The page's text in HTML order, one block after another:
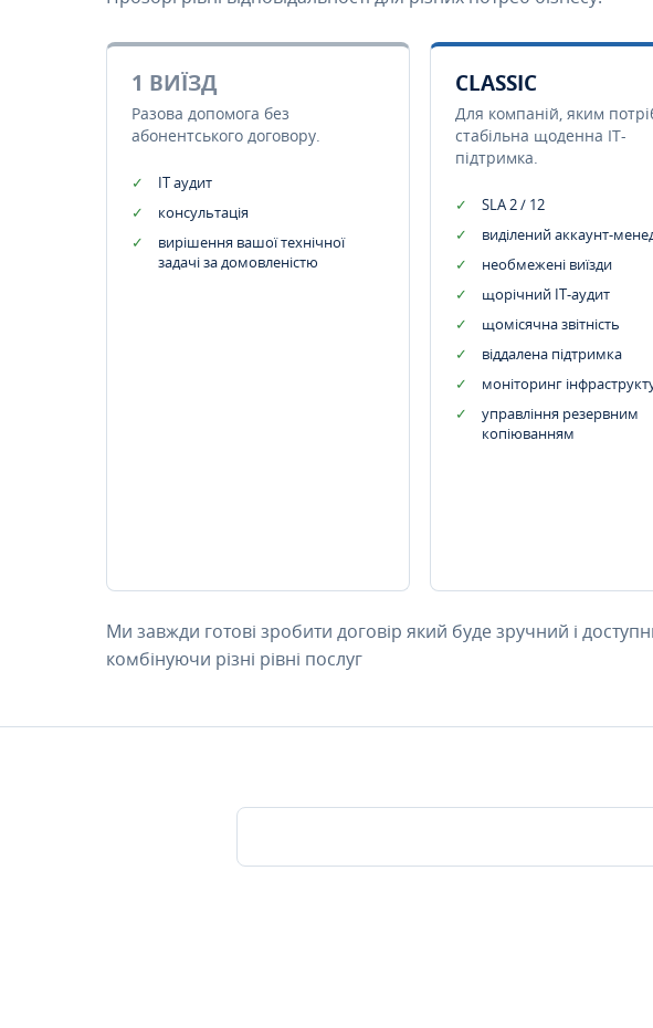
1 ВИЇЗД
Разова допомога без
абонентського договору.
IT аудит
консультація
вирішення вашої технічної
задачі за домовленістю
CLASSIC
Для компаній, яким
стабільна щоденна IT-
підтримка.
SLA 2 / 12
виділений аккаунт-
необмежені виїзди
щорічний IT-аудит
щомісячна звітність
віддалена підтримка
моніторинг
управління резервним
копіюванням
Ми завжди готові зробити договір який буде зручний і
комбінуючи різні рівні послуг